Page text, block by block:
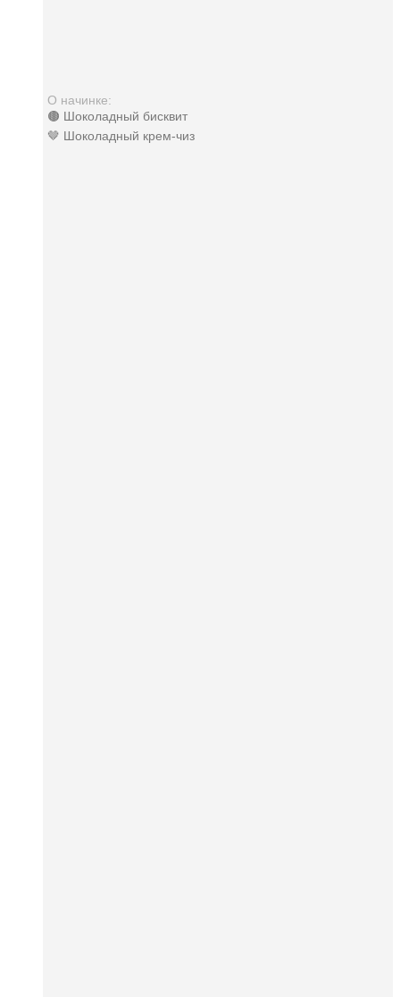
О начинке:
🟤 Шоколадный бисквит
🤎 Шоколадный крем-чиз